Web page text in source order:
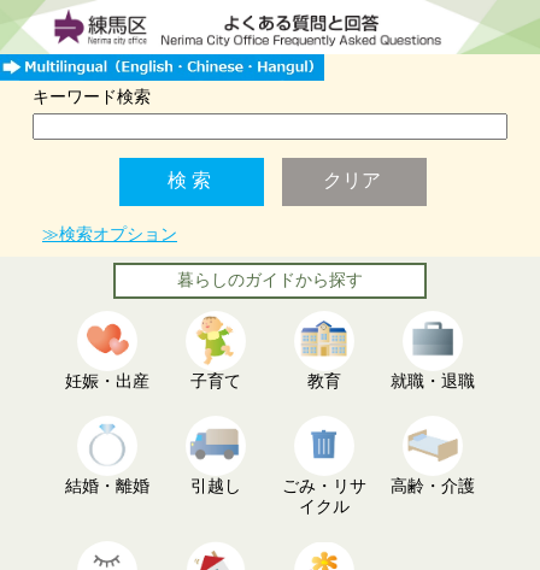
キーワード検索
≫検索オプション
暮らしのガイドから探す
妊娠・出産 子育て 教育 就職・退職
結婚・離婚 引越し
ごみ・リサ
イクル
高齢・介護